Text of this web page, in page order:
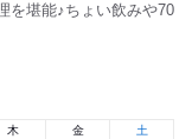
堪能♪ちょい飲みや70
木 金 土